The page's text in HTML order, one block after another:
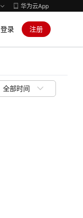
华为云App
登录 注册
全部时间